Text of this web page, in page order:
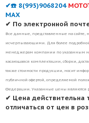
✔☎️ 8(995)9068204
MAX
✔ По электронной
Все данные, представленные на сайте,
исчерпывающими. Для более подробной
менеджерам компании по указанным на
касающаяся комплектации, сборки,
также стоимости продукции, носит
публичной офертой, определяемой
Федерации. Указанные цены являются
✔ Цена действительна
отличаться от цен в